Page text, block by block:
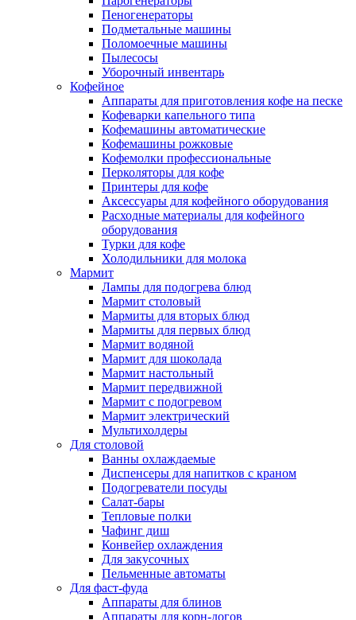
Пеногенераторы
Подметальные машины
Поломоечные машины
Пылесосы
Уборочный инвентарь
Кофейное
Аппараты для приготовления кофе на песке
Кофеварки капельного типа
Кофемашины автоматические
Кофемашины рожковые
Кофемолки профессиональные
Перколяторы для кофе
Принтеры для кофе
Аксессуары для кофейного оборудования
Расходные материалы для кофейного
оборудования
Турки для кофе
Холодильники для молока
Мармит
Лампы для подогрева блюд
Мармит столовый
Мармиты для вторых блюд
Мармиты для первых блюд
Мармит водяной
Мармит для шоколада
Мармит настольный
Мармит передвижной
Мармит с подогревом
Мармит электрический
Мультихолдеры
Для столовой
Ванны охлаждаемые
Диспенсеры для напитков с краном
Подогреватели посуды
Салат-бары
Тепловые полки
Чафинг диш
Конвейер охлаждения
Для закусочных
Пельменные автоматы
Для фаст-фуда
Аппараты для блинов
Аппараты для корн-догов